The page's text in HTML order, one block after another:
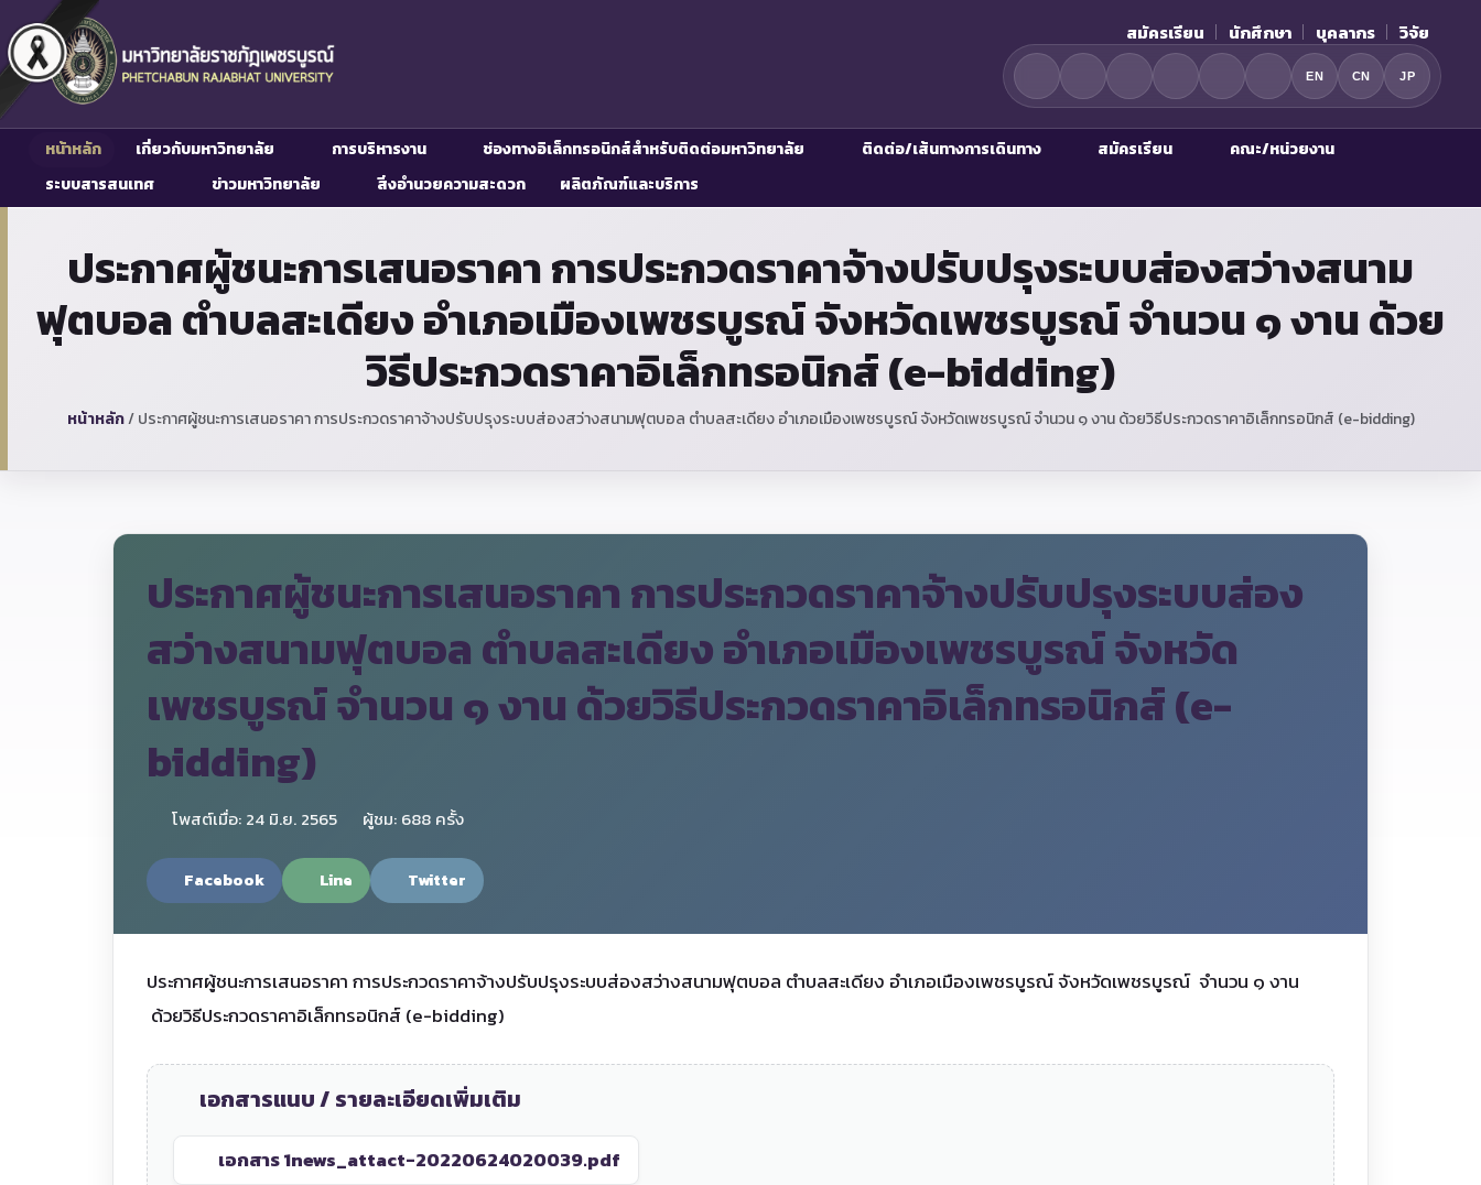
สมัครเรียน นักศึกษา บุคลากร วิจัย
EN CN JP
หน้าหลัก เกี่ยวกับมหาวิทยาลัย การบริหารงาน ช่องทางอิเล็กทรอนิกส์สำหรับติดต่อมหาวิทยาลัย ติดต่อ/เส้นทางการเดินทาง สมัครเรียน
คณะ/หน่วยงาน
ระบบสารสนเทศ
ข่าวมหาวิทยาลัย สิ่งอำนวยความสะดวก ผลิตภัณฑ์และบริการ
ประกาศผู้ชนะการเสนอราคา การประกวดราคาจ้างปรับปรุงระบบส่องสว่างสนาม
ฟุตบอล ตำบลสะเดียง อำเภอเมืองเพชรบูรณ์ จังหวัดเพชรบูรณ์ จำนวน ๑ งาน ด้วย
วิธีประกวดราคาอิเล็กทรอนิกส์ (e-bidding)
หน้าหลัก/ ประกาศผู้ชนะการเสนอราคา การประกวดราคาจ้างปรับปรุงระบบส่องสว่างสนามฟุตบอล ตำบลสะเดียง อำเภอเมืองเพชรบูรณ์ จังหวัดเพชรบูรณ์ จำนวน ๑ งาน ด้วยวิธีประกวดราคาอิเล็กทรอนิกส์ (e-bidding)
ประกาศผู้ชนะการเสนอราคา การประกวดราคาจ้างปรับปรุงระบบส่อง
สว่างสนามฟุตบอล ตำบลสะเดียง อำเภอเมืองเพชรบูรณ์ จังหวัด
เพชรบูรณ์ จำนวน ๑ งาน ด้วยวิธีประกวดราคาอิเล็กทรอนิกส์ (e-
bidding)
โพสต์เมื่อ: 24 มิ.ย. 2565 ผู้ชม: 688 ครั้ง
Facebook Line Twitter
ประกาศผู้ชนะการเสนอราคา การประกวดราคาจ้างปรับปรุงระบบส่องสว่างสนามฟุตบอล ตำบลสะเดียง อำเภอเมืองเพชรบูรณ์ จังหวัดเพชรบูรณ์ จำนวน ๑ งาน
ด้วยวิธีประกวดราคาอิเล็กทรอนิกส์ (e-bidding)
เอกสารแนบ / รายละเอียดเพิ่มเติม
เอกสาร 1news_attact-20220624020039.pdf